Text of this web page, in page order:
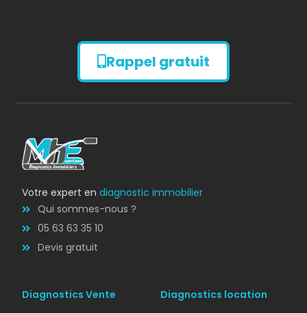
DPE
Diagnostic
AMIANTE
Rappel gratuit
Votre expert endiagnostic immobilier
Qui sommes-nous ?
05 63 63 35 10
Devis gratuit
Diagnostics Vente
Diagnostics location